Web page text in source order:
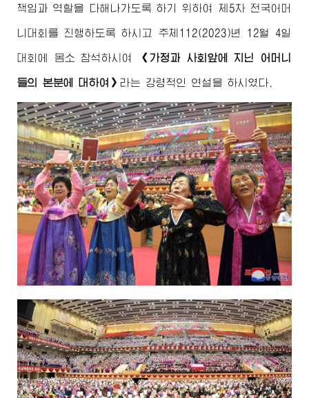
책임과 역할을 다해나가도록 하기 위하여 제5차 전국어머
니대회를 진행하도록 하시고 주체112(2023)년 12월 4일
대회에 몸소 참석하시여 《가정과 사회앞에 지닌 어머니
들의 본분에 대하여》 라는 강령적인 연설을 하시였다.